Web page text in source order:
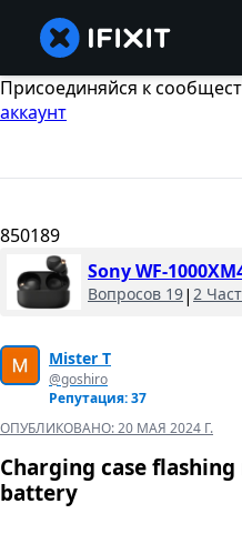
Присоединяйся к
аккаунт
850189
Sony WF-
Вопросов 19| 2
Mister T
@goshiro
Репутация: 37
ОПУБЛИКОВАНО:20 МАЯ 2024 Г.
Charging case
battery